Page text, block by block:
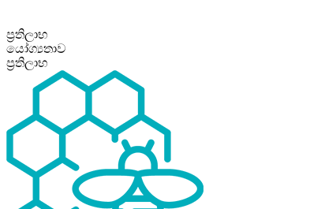
ප්‍රතිලාභ
යෝග්‍යතාව
ප්‍රතිලාභ